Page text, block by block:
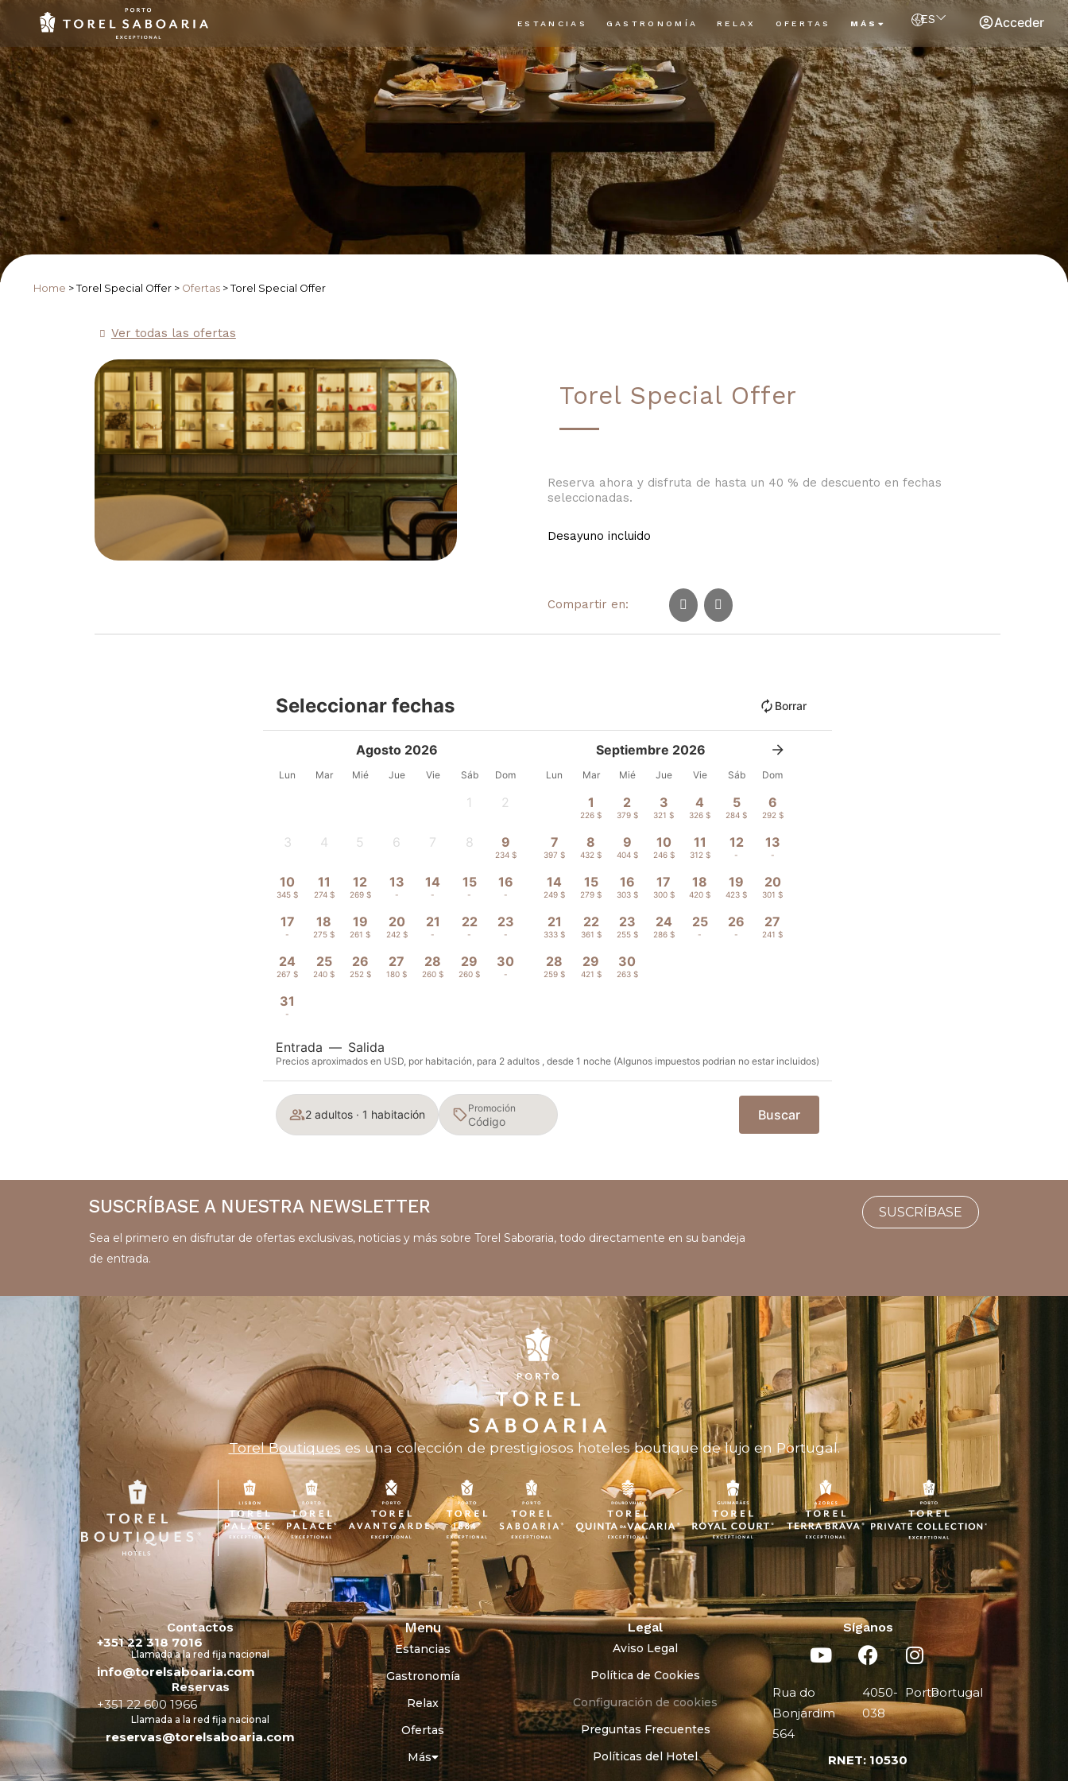
ESTANCIAS GASTRONOMÍA RELAX OFERTAS MÁS ES Acceder
Home > Torel Special Offer > Ofertas > Torel Special Offer
Ver todas las ofertas
Torel Special Offer
Reserva ahora y disfruta de hasta un 40 % de descuento en fechas
seleccionadas.
Desayuno incluido
Compartir en:
Seleccionar fechas Borrar
Agosto 2026
Lun Mar Mié Jue Vie Sáb Dom
1 2
3 4 5 6 7 8 9
234 $
10
345 $
11
274 $
12
269 $
13
-
14
-
15
-
16
-
17
-
18
275 $
19
261 $
20
242 $
21
-
22
-
23
-
24
267 $
25
240 $
26
252 $
27
180 $
28
260 $
29
260 $
30
-
31
-
Septiembre 2026
Lun Mar Mié Jue Vie Sáb Dom
1
226 $
2
379 $
3
321 $
4
326 $
5
284 $
6
292 $
7
397 $
8
432 $
9
404 $
10
246 $
11
312 $
12
-
13
-
14
249 $
15
279 $
16
303 $
17
300 $
18
420 $
19
423 $
20
301 $
21
333 $
22
361 $
23
255 $
24
286 $
25
-
26
-
27
241 $
28
259 $
29
421 $
30
263 $
Entrada — Salida
Precios aproximados en USD, por habitación, para 2 adultos , desde 1 noche (Algunos impuestos podrian no estar incluidos)
2 adultos · 1 habitación Promoción Buscar
SUSCRÍBASE A NUESTRA NEWSLETTER
Sea el primero en disfrutar de ofertas exclusivas, noticias y más sobre Torel Saboraria, todo directamente en su bandeja
de entrada.
SUSCRÍBASE
Torel Boutiqueses una colección de prestigiosos hoteles boutique de lujo en Portugal.
Contactos
+351 22 318 7016
Llamada a la red fija nacional
info@torelsaboaria.com
Reservas
+351 22 600 1966
Llamada a la red fija nacional
reservas@torelsaboaria.com
Menu
Estancias
Gastronomía
Relax
Ofertas
Más
Legal
Aviso Legal
Política de Cookies
Configuración de cookies
Preguntas Frecuentes
Políticas del Hotel
Síganos
Rua do
Bonjardim
564
4050-
038
PortoPortugal
RNET: 10530